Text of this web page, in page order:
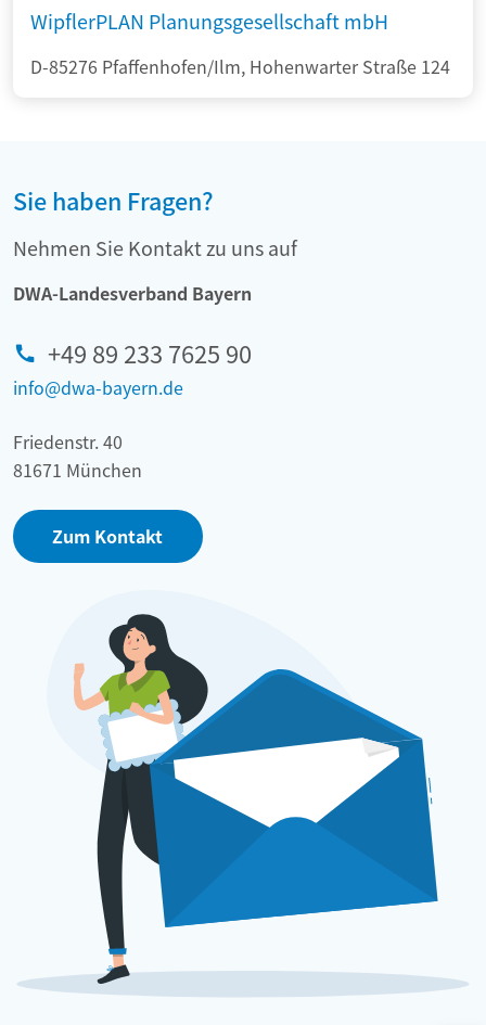
WipflerPLAN Planungsgesellschaft mbH
D-85276 Pfaffenhofen/Ilm, Hohenwarter Straße 124
Sie haben Fragen?
Nehmen Sie Kontakt zu uns auf
DWA-Landesverband Bayern
+49 89 233 7625 90
info@dwa-bayern.de
Friedenstr. 40
81671 München
Zum Kontakt